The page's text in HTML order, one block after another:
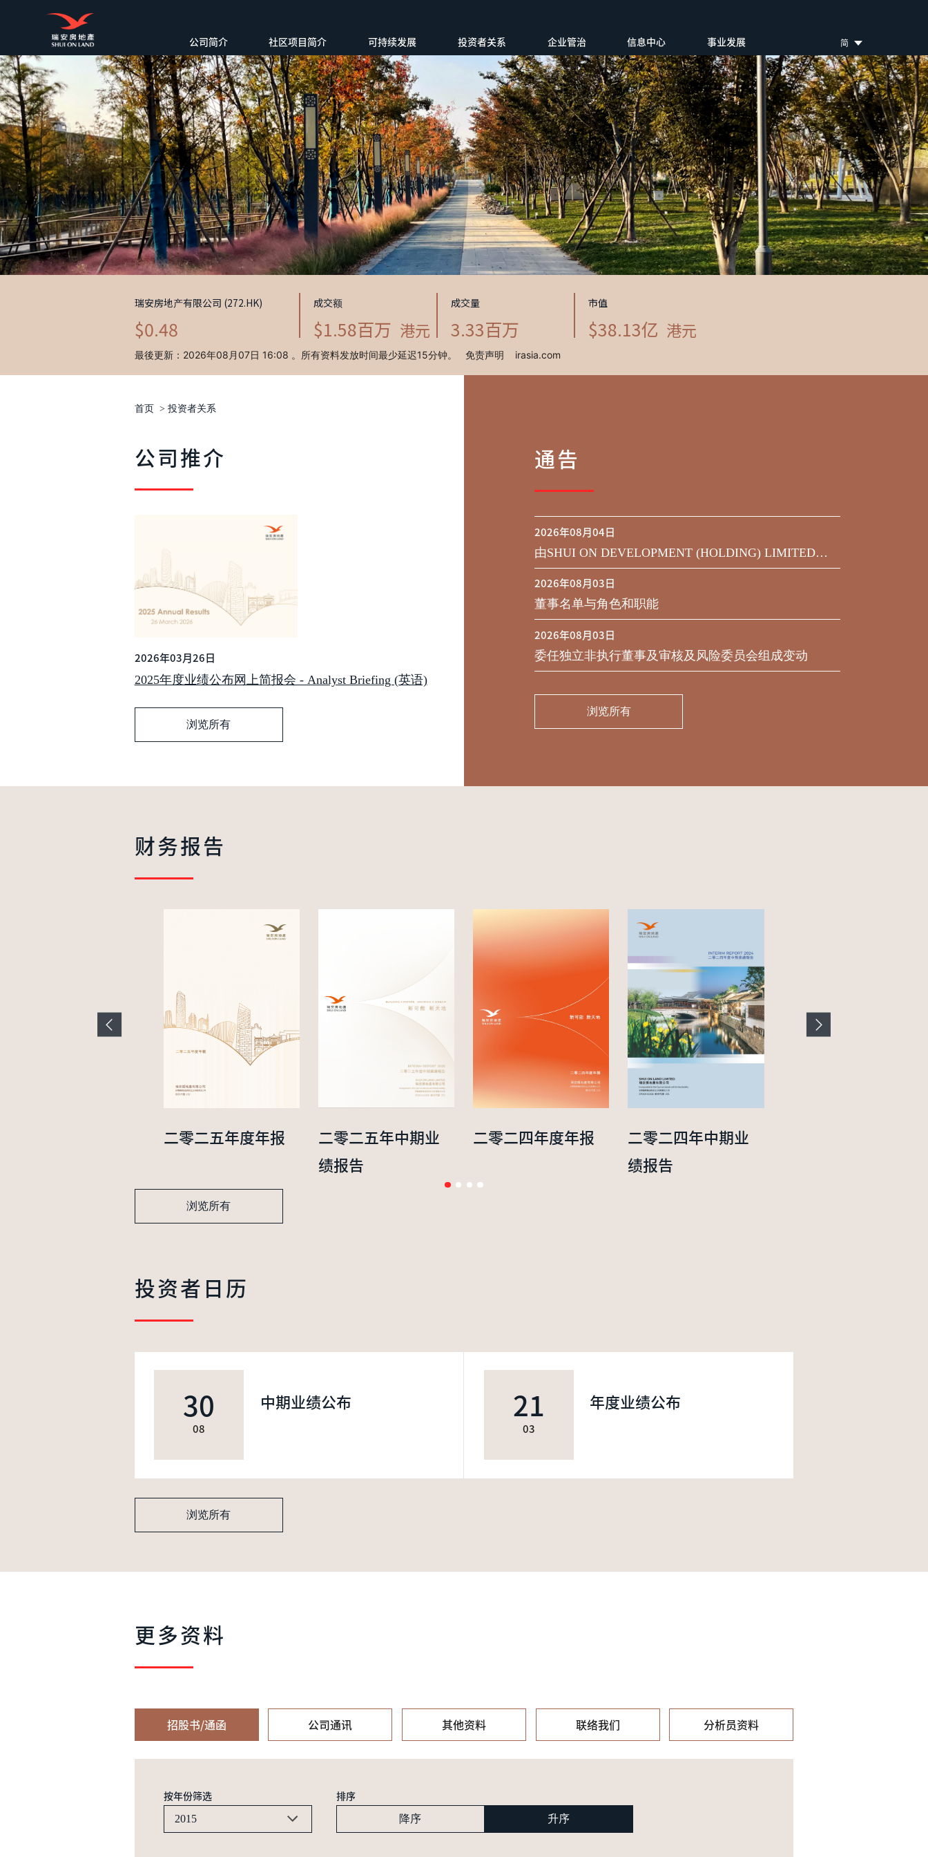
公司简介 社区项目简介 可持续发展 投资者关系 企业管治 信息中心 事业发展 简
首页 > 投资者关系
公司推介
2026年03月26日
2025年度业绩公布网上简报会 - Analyst Briefing (英语)
浏览所有
通告
2026年08月04日
由SHUI ON DEVELOPMENT (HOLDING) LIMITED发
行于二零二九年到期之450,000,000美元9.75%优先票据
2026年08月03日
董事名单与角色和职能
2026年08月03日
委任独立非执行董事及审核及风险委员会组成变动
浏览所有
财务报告
二零二五年度年报
二零二五年中期业
绩报告
二零二四年度年报
二零二四年中期业
绩报告
浏览所有
投资者日历
30
08
中期业绩公布 21
03
年度业绩公布
浏览所有
更多资料
招股书/通函 公司通讯 其他资料 联络我们 分析员资料
按年份筛选
2015
排序
降序 升序